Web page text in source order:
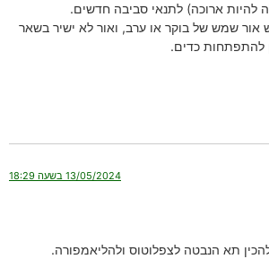
להיות ארוכה) לתנאי סביבה חדשים.
אור שמש של בוקר או ערב, ואור לא ישיר בשאר
להתפתחות כדים.
13/05/2024 בשעה 18:29
תא הנבטה לצפלוטוס ולהליאמפורה.